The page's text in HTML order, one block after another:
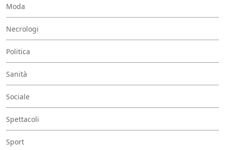
Moda
Necrologi
Politica
Sanità
Sociale
Spettacoli
Sport